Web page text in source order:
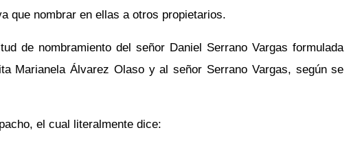
que nombrar en ellas a otros propietarios.
de nombramiento del señor Daniel Serrano Vargas formulada
Marianela Álvarez Olaso y al señor Serrano Vargas, según se
el cual literalmente dice: